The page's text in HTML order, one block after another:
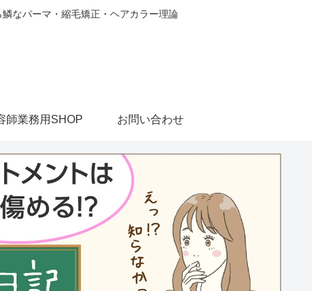
なパーマ・縮毛矯正・ヘアカラー理論
師業務用SHOP お問い合わせ